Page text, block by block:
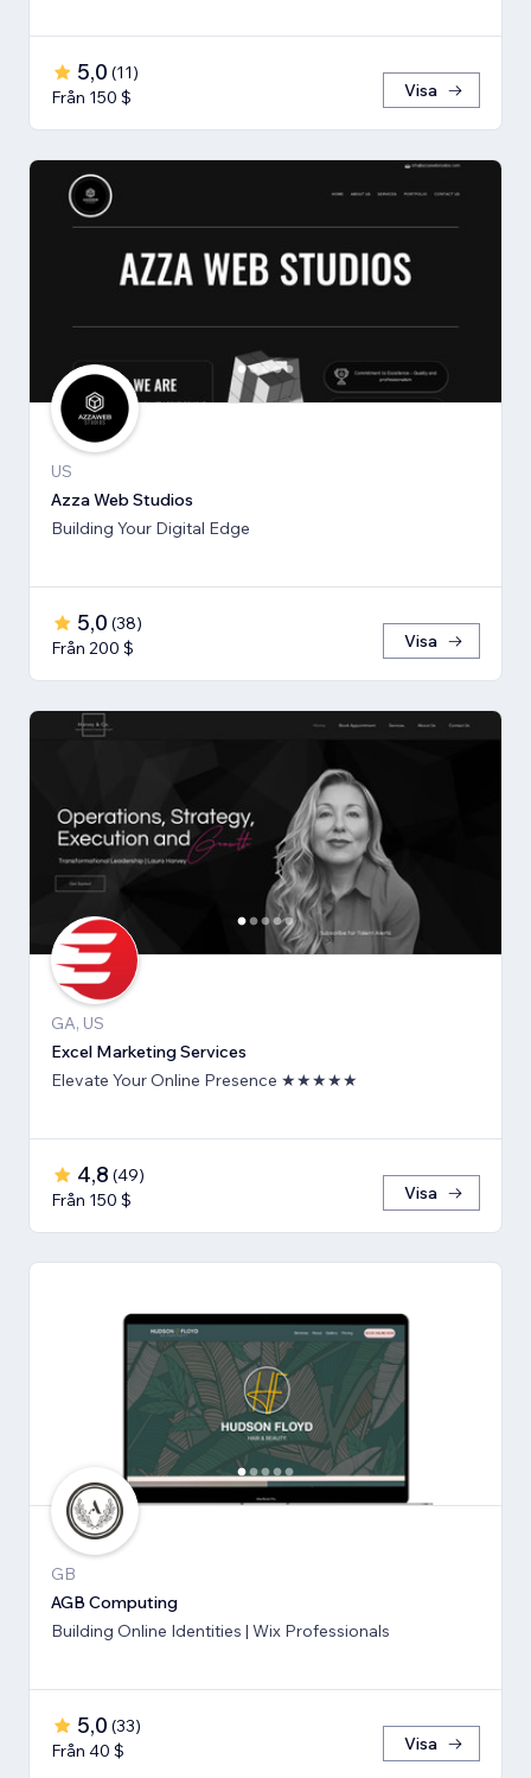
5,0 (11)
Från 150 $
Visa
US
Azza Web Studios
Building Your Digital Edge
5,0 (38)
Från 200 $
Visa
GA, US
Excel Marketing Services
Elevate Your Online Presence ★★★★★
4,8 (49)
Från 150 $
Visa
GB
AGB Computing
Building Online Identities | Wix Professionals
5,0 (33)
Från 40 $
Visa